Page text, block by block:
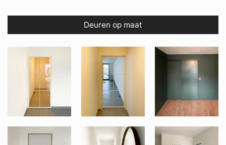
Deuren op maat